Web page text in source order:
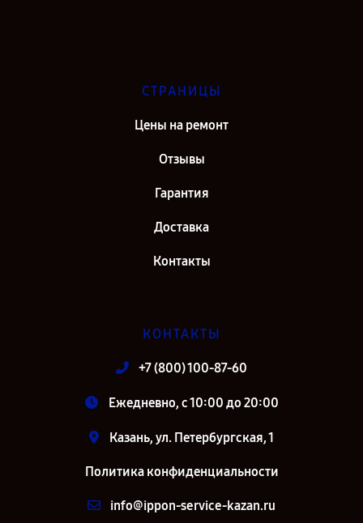
СТРАНИЦЫ
Цены на ремонт
Отзывы
Гарантия
Доставка
Контакты
КОНТАКТЫ
+7 (800) 100-87-60
Ежедневно, с 10:00 до 20:00
Казань, ул. Петербургская, 1
Политика конфиденциальности
info@ippon-service-kazan.ru